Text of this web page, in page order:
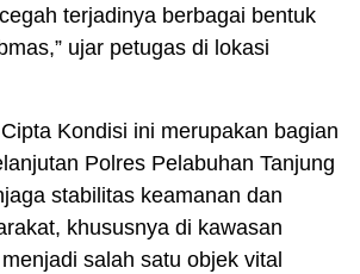
terjadinya berbagai bentuk
ujar petugas di lokasi
Kondisi ini merupakan bagian
Polres Pelabuhan Tanjung
stabilitas keamanan dan
khususnya di kawasan
salah satu objek vital